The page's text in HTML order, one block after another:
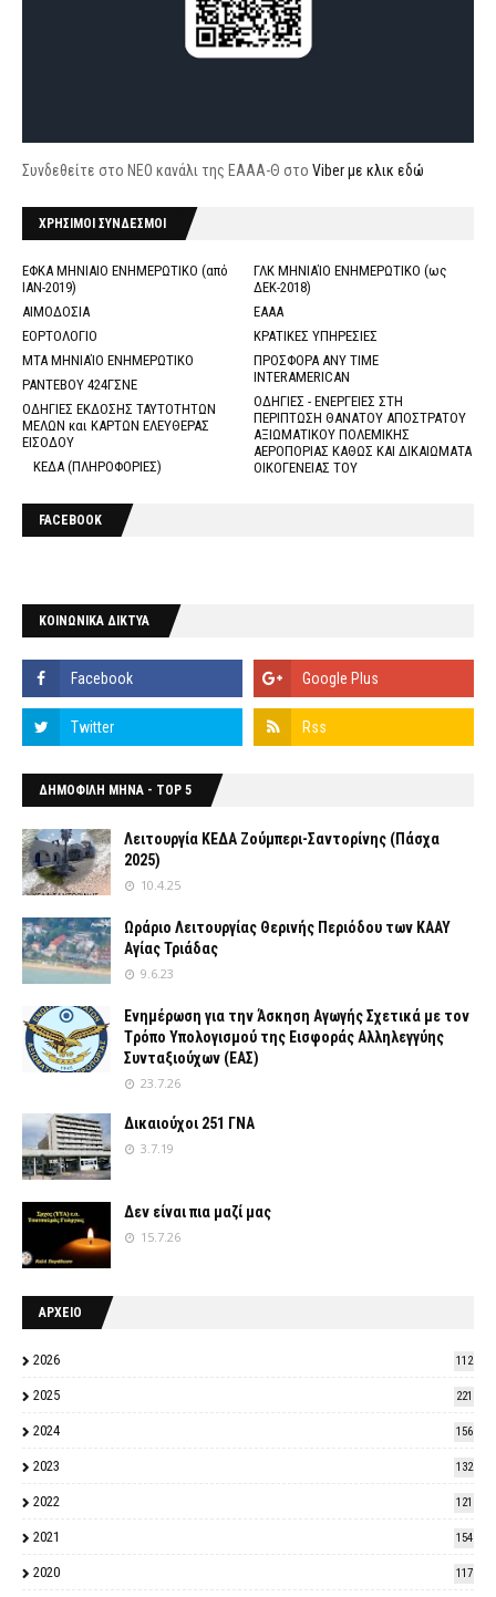
Συνδεθείτε στο ΝΕΟ κανάλι της ΕΑΑΑ-Θ στο Viber με κλικ εδώ
ΧΡΗΣΙΜΟΙ ΣΥΝΔΕΣΜΟΙ
ΕΦΚΑ ΜΗΝΙΑΙΟ ΕΝΗΜΕΡΩΤΙΚΟ (από
ΙΑΝ-2019)
ΓΛΚ ΜΗΝΙΑΊΟ ΕΝΗΜΕΡΩΤΙΚΟ (ως
ΔΕΚ-2018)
ΑΙΜΟΔΟΣΙΑ
ΕΑΑΑ
ΕΟΡΤΟΛΟΓΙΟ
ΚΡΑΤΙΚΕΣ ΥΠΗΡΕΣΙΕΣ
ΜΤΑ ΜΗΝΙΑΊΟ ΕΝΗΜΕΡΩΤΙΚΟ
ΠΡΟΣΦΟΡΑ ANY TIME
INTERAMERICAN
ΡΑΝΤΕΒΟΥ 424ΓΣΝΕ
ΟΔΗΓΙΕΣ - ΕΝΕΡΓΕΙΕΣ ΣΤΗ
ΠΕΡΙΠΤΩΣΗ ΘΑΝΑΤΟΥ ΑΠΟΣΤΡΑΤΟΥ
ΑΞΙΩΜΑΤΙΚΟΥ ΠΟΛΕΜΙΚΗΣ
ΑΕΡΟΠΟΡΙΑΣ ΚΑΘΩΣ ΚΑΙ ΔΙΚΑΙΩΜΑΤΑ
ΟΙΚΟΓΕΝΕΙΑΣ ΤΟΥ
ΟΔΗΓΙΕΣ ΕΚΔΟΣΗΣ ΤΑΥΤΟΤΗΤΩΝ
ΜΕΛΩΝ και ΚΑΡΤΩΝ ΕΛΕΥΘΕΡΑΣ
ΕΙΣΟΔΟΥ
ΚΕΔΑ (ΠΛΗΡΟΦΟΡΙΕΣ)
FACEBOOK
ΚΟΙΝΩΝΙΚΑ ΔΙΚΤΥΑ
ΔΗΜΟΦΙΛΗ ΜΗΝΑ - TOP 5
Λειτουργία ΚΕΔΑ Ζούμπερι-Σαντορίνης (Πάσχα
2025)
10.4.25
Ωράριο Λειτουργίας Θερινής Περιόδου των ΚΑΑΥ
Αγίας Τριάδας
9.6.23
Ενημέρωση για την Άσκηση Αγωγής Σχετικά με τον
Tρόπο Yπολογισμού της Εισφοράς Αλληλεγγύης
Συνταξιούχων (ΕΑΣ)
23.7.26
Δικαιούχοι 251 ΓΝΑ
3.7.19
Δεν είναι πια μαζί μας
15.7.26
ΑΡΧΕΙΟ
2026 112
2025 221
2024 156
2023 132
2022 121
2021 154
2020 117